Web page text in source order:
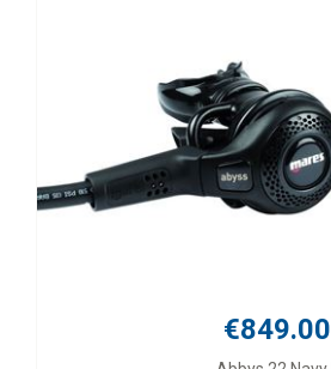
€849.00